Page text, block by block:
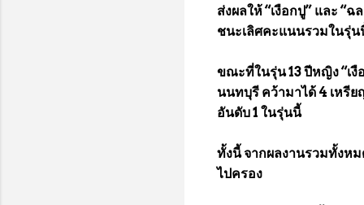
ส่งผลให้ “เงือกปู” และ “
ชนะเลิศคะแนนรวมในรุ่น
ขณะที่ในรุ่น 13 ปีหญิง “เ
นนทบุรี คว้ามาได้ 4 เหรีย
อันดับ 1 ในรุ่นนี้
ทั้งนี้ จากผลงานรวมทั้งห
ไปครอง